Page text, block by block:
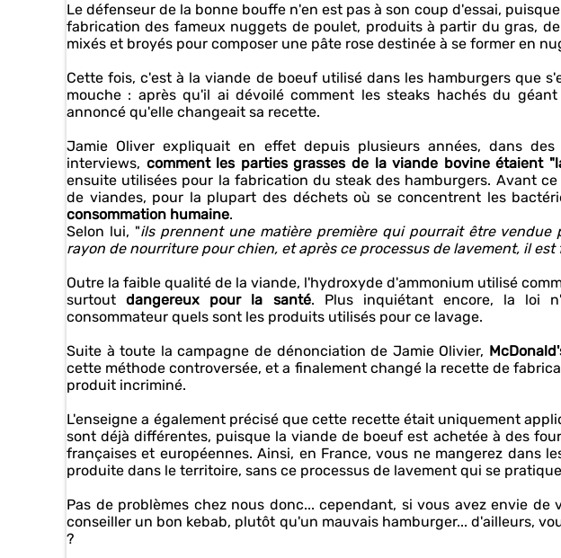
Le défenseur de la bonne bouffe n'en est pas à son coup d'essai,
fabrication des fameux nuggets de poulet, produits à partir du gras,
mixés et broyés pour composer une pâte rose destinée à se former en
Cette fois, c'est à la viande de boeuf utilisé dans les hamburgers que
mouche : après qu'il ai dévoilé comment les steaks hachés du
annoncé qu'elle changeait sa recette.
Jamie Oliver expliquait en effet depuis plusieurs années, dans
interviews, comment les parties grasses de la viande bovine étaient
ensuite utilisées pour la fabrication du steak des hamburgers. Avant
de viandes, pour la plupart des déchets où se concentrent les
consommation humaine.
Selon lui, "ils prennent une matière première qui pourrait être
rayon de nourriture pour chien, et après ce processus de lavement, il
Outre la faible qualité de la viande, l'hydroxyde d'ammonium utilisé
surtoutdangereux pour la santé. Plus inquiétant encore, la loi
consommateur quels sont les produits utilisés pour ce lavage.
Suite à toute la campagne de dénonciation de Jamie Olivier,
cette méthode controversée, et a finalement changé la recette de
produit incriminé.
L'enseigne a également précisé que cette recette était uniquement
sont déjà différentes, puisque la viande de boeuf est achetée à des
françaises et européennes. Ainsi, en France, vous ne mangerez dans
produite dans le territoire, sans ce processus de lavement qui se
Pas de problèmes chez nous donc... cependant, si vous avez envie
conseiller un bon kebab, plutôt qu'un mauvais hamburger... d'ailleurs,
?